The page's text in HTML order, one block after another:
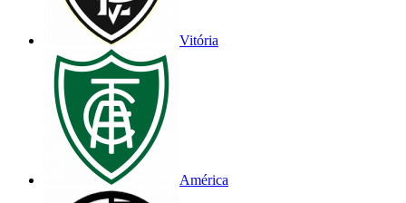
Vitória
América